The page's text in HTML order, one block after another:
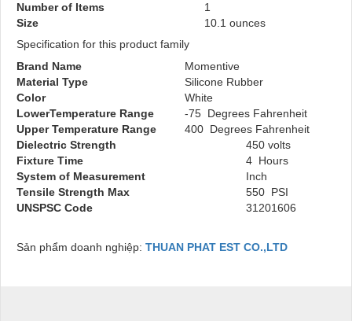
Number of Items
1
Size
10.1 ounces
Specification for this product family
Brand Name
Momentive
Material Type
Silicone Rubber
Color
White
LowerTemperature Range
-75 Degrees Fahrenheit
Upper Temperature Range
400 Degrees Fahrenheit
Dielectric Strength
450 volts
Fixture Time
4 Hours
System of Measurement
Inch
Tensile Strength Max
550 PSI
UNSPSC Code
31201606
Sản phẩm doanh nghiệp: THUAN PHAT EST CO.,LTD